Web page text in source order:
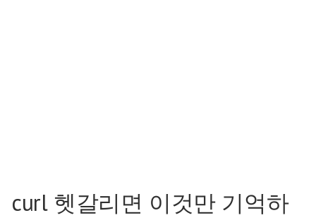
curl 헷갈리면 이것만 기억하